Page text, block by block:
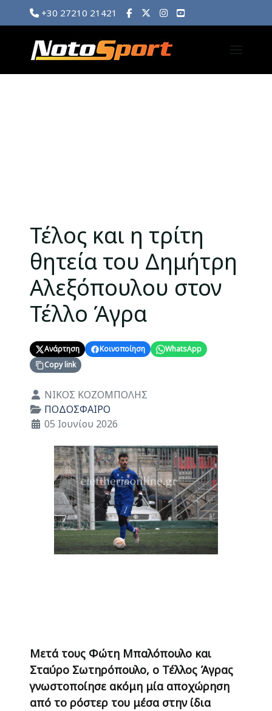
+30 27210 21421
Τέλος και η τρίτη
θητεία του Δημήτρη
Αλεξόπουλου στον
Τέλλο Άγρα
Ανάρτηση Κοινοποίηση
WhatsApp
Copy link
Λεπτομέρειες
ΝΙΚΟΣ ΚΟΖΟΜΠΟΛΗΣ
ΠΟΔΟΣΦΑΙΡΟ
05 Ιουνίου 2026
Μετά τους Φώτη Μπαλόπουλο και
Σταύρο Σωτηρόπουλο, ο Τέλλος Άγρας
γνωστοποίησε ακόμη μία αποχώρηση
από το ρόστερ του μέσα στην ίδια